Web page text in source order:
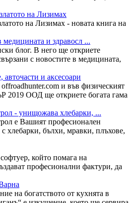
на Лизимах
на Лизимах - новата книга на
медицината и здравосл ...
блог. В него ще откриете
с новостите в медицината,
и аксесоари
и във физическият
2019 ООД ще откриете богата гама
- унищожава хлебарки, ...
е Вашият професионален
с хлебарки, бълхи, мравки, плъхове,
който помага на
професионални фактури, да
на богатството от кухнята в